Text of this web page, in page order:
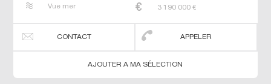
Vue mer
3 190 000 €
CONTACT APPELER
AJOUTER A MA SÉLECTION